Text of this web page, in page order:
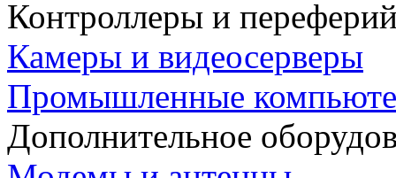
Контроллеры и
Камеры и видеосерверы
Промышленные
Дополнительное